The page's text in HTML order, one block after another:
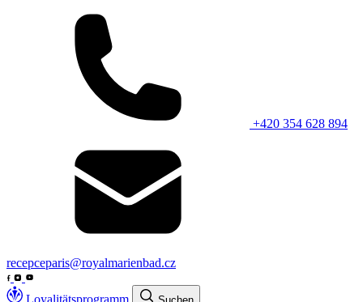
+420 354 628 894
recepceparis@royalmarienbad.cz
Loyalitätsprogramm